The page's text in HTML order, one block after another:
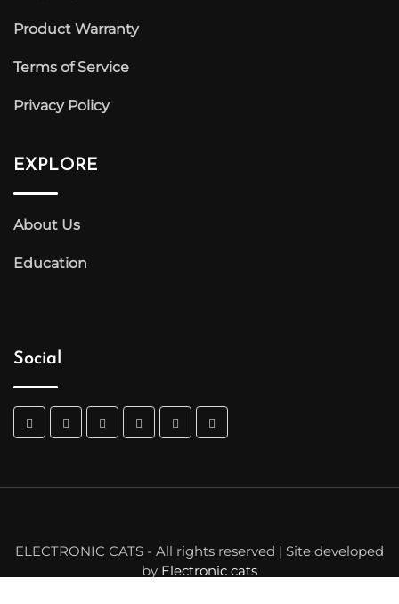
Product Warranty
Terms of Service
Privacy Policy
EXPLORE
About Us
Education
Social
ELECTRONIC CATS - All rights reserved | Site developed
by Electronic cats